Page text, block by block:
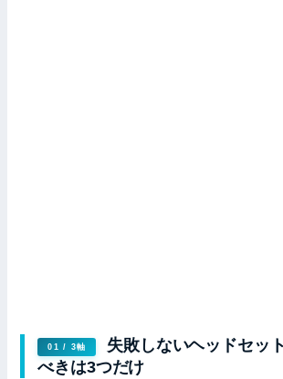
01 / 3軸
失敗しないヘッドセ
べきは3つだけ